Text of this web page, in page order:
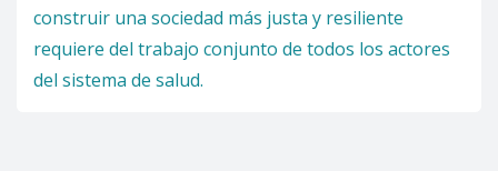
construir una sociedad más justa y resiliente
requiere del trabajo conjunto de todos los actores
del sistema de salud.